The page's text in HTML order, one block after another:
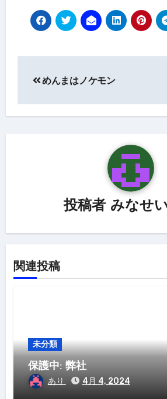
稿
ナ
ン
めんまはノケモン
投稿者 みなせ
関連投稿
未分類
保護中: 弊社
あり 4月 4, 2024